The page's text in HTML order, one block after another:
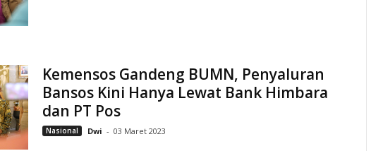
Kemensos Gandeng BUMN, Penyaluran
Bansos Kini Hanya Lewat Bank Himbara
dan PT Pos
Nasional Dwi - 03 Maret 2023